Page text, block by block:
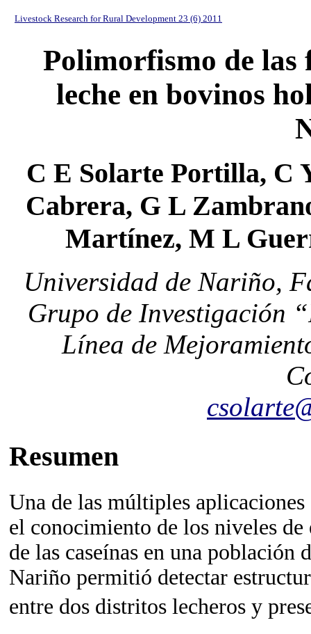
Livestock Research for Rural Development 23 (6) 2011
Polimorfismo de las
leche en bovinos
C E Solarte Portilla, C
Cabrera, G L
Martínez, M L
Universidad de Nariño,
Grupo de Investigación
Línea de
Resumen
Una de las múltiples
el conocimiento de los niveles
de las caseínas en una
Nariño permitió detectar
entre dos distritos lecheros y